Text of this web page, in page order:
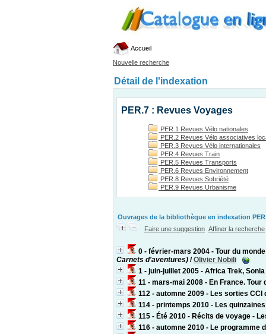
Accueil
Nouvelle recherche
Détail de l'indexation
PER.7 : Revues Voyages
PER.1 Revues Vélo nationales
PER.2 Revues Vélo associatives
PER.3 Revues Vélo internationales
PER.4 Revues Train
PER.5 Revues Transports
PER.6 Revues Environnement
PER.8 Revues Sobriété
PER.9 Revues Urbanisme
Ouvrages de la bibliothèque en indexation
Faire une suggestion Affiner la recherche
0 - février-mars 2004 - Tour du
Carnets d'aventures) /Olivier Nobili
1 - juin-juillet 2005 - Africa Trek,
11 - mars-mai 2008 - En France. Tour
112 - automne 2009 - Les sorties CCI
114 - printemps 2010 - Les
115 - Été 2010 - Récits de voyage -
116 - automne 2010 - Le programme